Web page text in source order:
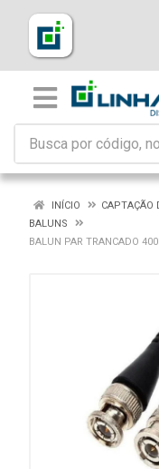
INÍCIO
CAPTAÇÃO
BALUNS
BALUN PAR TRANCADO